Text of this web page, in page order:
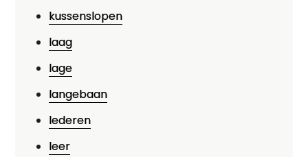
kussenslopen
laag
lage
langebaan
lederen
leer